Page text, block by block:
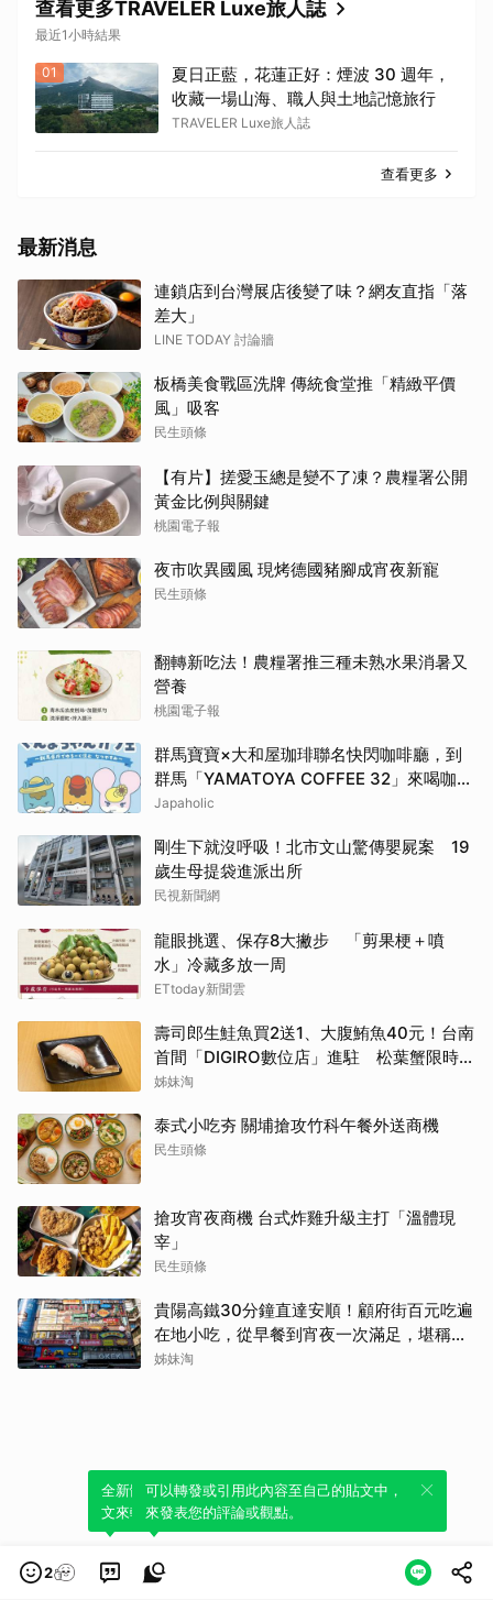
查看更多TRAVELER Luxe旅人誌
最近1小時結果
01
夏日正藍，花蓮正好：煙波 30 週年，
收藏一場山海、職人與土地記憶旅行
TRAVELER Luxe旅人誌
查看更多
最新消息
連鎖店到台灣展店後變了味？網友直指「落
差大」
LINE TODAY 討論牆
板橋美食戰區洗牌 傳統食堂推「精緻平價
風」吸客
民生頭條
【有片】搓愛玉總是變不了凍？農糧署公開
黃金比例與關鍵
桃園電子報
夜市吹異國風 現烤德國豬腳成宵夜新寵
民生頭條
翻轉新吃法！農糧署推三種未熟水果消暑又
營養
桃園電子報
群馬寶寶×大和屋珈琲聯名快閃咖啡廳，到
群馬「YAMATOYA COFFEE 32」來喝咖啡
吧
Japaholic
剛生下就沒呼吸！北市文山驚傳嬰屍案 19
歲生母提袋進派出所
民視新聞網
龍眼挑選、保存8大撇步 「剪果梗＋噴
水」冷藏多放一周
ETtoday新聞雲
壽司郎生鮭魚買2送1、大腹鮪魚40元！台南
首間「DIGIRO數位店」進駐 松葉蟹限時上
桌
姊妹淘
泰式小吃夯 關埔搶攻竹科午餐外送商機
民生頭條
搶攻宵夜商機 台式炸雞升級主打「溫體現
宰」
民生頭條
貴陽高鐵30分鐘直達安順！顧府街百元吃遍
在地小吃，從早餐到宵夜一次滿足，堪稱貴
州「小吃王國」
姊妹淘
2
全新體驗！一鍵引用此內容，透過發布貼
文來輕鬆表達個人立場。
可以轉發或引用此內容至自己的貼文中，
來發表您的評論或觀點。